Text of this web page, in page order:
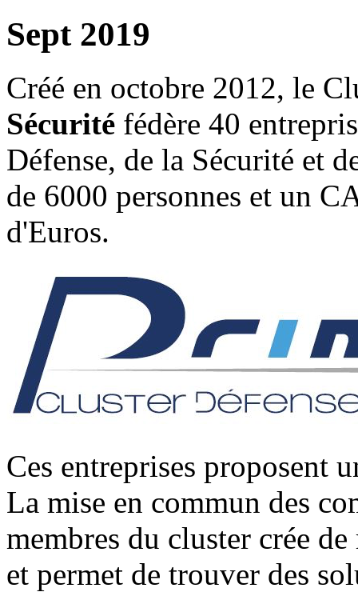
Sept 2019
Créé en octobre 2012, le
Sécurité fédère 40
Défense, de la Sécurité et
de 6000 personnes et un
d'Euros.
Ces entreprises proposent
La mise en commun des
membres du cluster crée
et permet de trouver des